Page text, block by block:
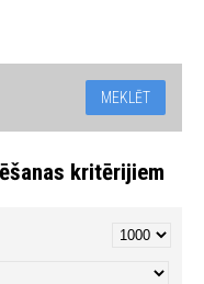
kritērijiem